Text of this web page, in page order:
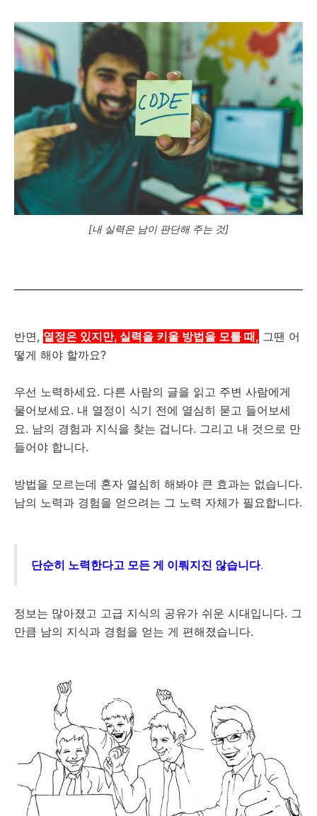
[내 실력은 남이 판단해 주는 것]
반면, 열정은 있지만, 실력을 키울 방법을 모를 때, 그땐 어
떻게 해야 할까요?
우선 노력하세요. 다른 사람의 글을 읽고 주변 사람에게
물어보세요. 내 열정이 식기 전에 열심히 묻고 들어보세
요. 남의 경험과 지식을 찾는 겁니다. 그리고 내 것으로 만
들어야 합니다.
방법을 모르는데 혼자 열심히 해봐야 큰 효과는 없습니다.
남의 노력과 경험을 얻으려는 그 노력 자체가 필요합니다.
단순히 노력한다고 모든 게 이뤄지진 않습니다.
정보는 많아졌고 고급 지식의 공유가 쉬운 시대입니다. 그
만큼 남의 지식과 경험을 얻는 게 편해졌습니다.